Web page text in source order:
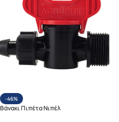
-46%
Βάνακι Πιπέτα Νιπέλ